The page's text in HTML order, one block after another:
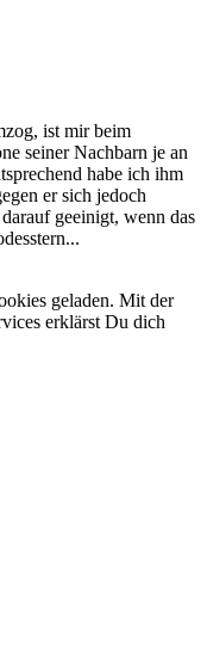
ist mir beim
seiner Nachbarn je an
habe ich ihm
er sich jedoch
geeinigt, wenn das
geladen. Mit der
erklärst Du dich